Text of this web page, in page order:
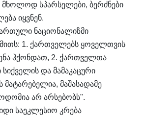
მხოლოდ სპარსელები, ბერძნები
იყვნენ.
ნაციონალიზმი
1. ქართველებს ყოველთვის
ჰქონდათ, 2. ქართველთა
და მამაკაცური
მაშასადამე
არ არსებობს".
საეკლესიო კრება